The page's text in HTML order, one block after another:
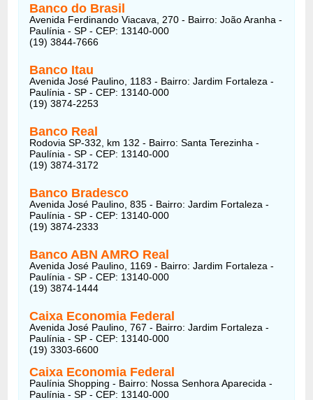
Banco do Brasil
Avenida Ferdinando Viacava, 270 - Bairro: João Aranha -
Paulínia - SP - CEP: 13140-000
(19) 3844-7666
Banco Itau
Avenida José Paulino, 1183 - Bairro: Jardim Fortaleza -
Paulínia - SP - CEP: 13140-000
(19) 3874-2253
Banco Real
Rodovia SP-332, km 132 - Bairro: Santa Terezinha -
Paulínia - SP - CEP: 13140-000
(19) 3874-3172
Banco Bradesco
Avenida José Paulino, 835 - Bairro: Jardim Fortaleza -
Paulínia - SP - CEP: 13140-000
(19) 3874-2333
Banco ABN AMRO Real
Avenida José Paulino, 1169 - Bairro: Jardim Fortaleza -
Paulínia - SP - CEP: 13140-000
(19) 3874-1444
Caixa Economia Federal
Avenida José Paulino, 767 - Bairro: Jardim Fortaleza -
Paulínia - SP - CEP: 13140-000
(19) 3303-6600
Caixa Economia Federal
Paulínia Shopping - Bairro: Nossa Senhora Aparecida -
Paulínia - SP - CEP: 13140-000